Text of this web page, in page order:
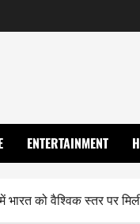
ENTERTAINMENT
भारत को वैश्विक स्तर पर